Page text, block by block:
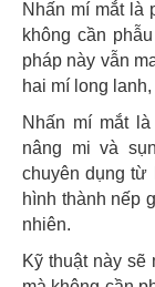
Nhấn mí mắt là
không cần
pháp này vẫn
hai mí long
Nhấn mí mắt
nâng mi và
chuyên dụng từ
hình thành nếp
nhiên.
Kỹ thuật này sẽ